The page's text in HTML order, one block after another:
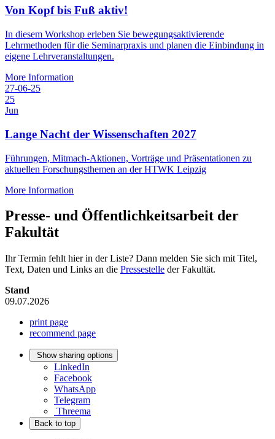
Von Kopf bis Fuß aktiv!
In diesem Workshop erleben Sie bewegungsaktivierende
Lehrmethoden für die Seminarpraxis und planen die Einbindung in
eigene Lehrveranstaltungen.
More Information
27-06-25
25
Jun
Lange Nacht der Wissenschaften 2027
Führungen, Mitmach-Aktionen, Vorträge und Präsentationen zu
aktuellen Forschungsthemen an der HTWK Leipzig
More Information
Presse- und Öffentlichkeitsarbeit der
Fakultät
Ihr Termin fehlt hier in der Liste? Dann melden Sie sich mit Titel,
Text, Daten und Links an die Pressestelle der Fakultät.
Stand
09.07.2026
print page
recommend page
Show sharing options
LinkedIn
Facebook
WhatsApp
Telegram
Threema
Back to top